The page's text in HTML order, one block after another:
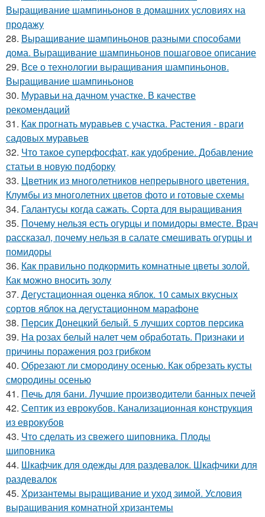
Выращивание шампиньонов в домашних условиях на
продажу
28. Выращивание шампиньонов разными способами
дома. Выращивание шампиньонов пошаговое описание
29. Все о технологии выращивания шампиньонов.
Выращивание шампиньонов
30. Муравьи на дачном участке. В качестве
рекомендаций
31. Как прогнать муравьев с участка. Растения - враги
садовых муравьев
32. Что такое суперфосфат, как удобрение. Добавление
статьи в новую подборку
33. Цветник из многолетников непрерывного цветения.
Клумбы из многолетних цветов фото и готовые схемы
34. Галантусы когда сажать. Сорта для выращивания
35. Почему нельзя есть огурцы и помидоры вместе. Врач
рассказал, почему нельзя в салате смешивать огурцы и
помидоры
36. Как правильно подкормить комнатные цветы золой.
Как можно вносить золу
37. Дегустационная оценка яблок. 10 самых вкусных
сортов яблок на дегустационном марафоне
38. Персик Донецкий белый. 5 лучших сортов персика
39. На розах белый налет чем обработать. Признаки и
причины поражения роз грибком
40. Обрезают ли смородину осенью. Как обрезать кусты
смородины осенью
41. Печь для бани. Лучшие производители банных печей
42. Септик из еврокубов. Канализационная конструкция
из еврокубов
43. Что сделать из свежего шиповника. Плоды
шиповника
44. Шкафчик для одежды для раздевалок. Шкафчики для
раздевалок
45. Хризантемы выращивание и уход зимой. Условия
выращивания комнатной хризантемы